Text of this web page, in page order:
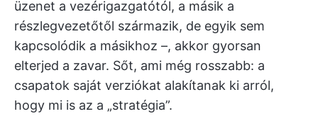
üzenet a vezérigazgatótól, a másik a
részlegvezetőtől származik, de egyik sem
kapcsolódik a másikhoz –, akkor gyorsan
elterjed a zavar. Sőt, ami még rosszabb: a
csapatok saját verziókat alakítanak ki arról,
hogy mi is az a „stratégia”.